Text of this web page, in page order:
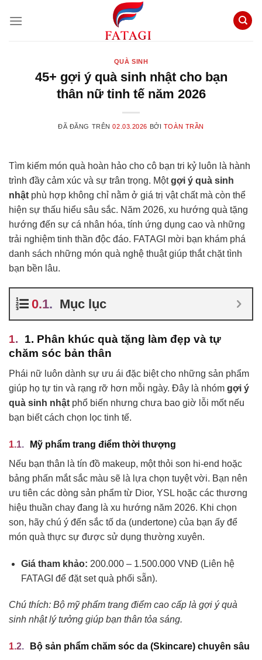
đến
QUÀ SINH
45+ gợi ý quà sinh nhật cho bạn
thân nữ tinh tế năm 2026
ĐÃ ĐĂNG TRÊN02.03.2026 BỞI TOÀN TRẦN
Tìm kiếm món quà hoàn hảo cho cô bạn tri kỷ luôn là hành
trình đầy cảm xúc và sự trân trọng. Mộtgợi ý quà sinh
nhật phù hợp không chỉ nằm ở giá trị vật chất mà còn thể
hiện sự thấu hiểu sâu sắc. Năm 2026, xu hướng quà tặng
hướng đến sự cá nhân hóa, tính ứng dụng cao và những
trải nghiệm tinh thần độc đáo. FATAGI mời bạn khám phá
danh sách những món quà nghệ thuật giúp thắt chặt tình
bạn bền lâu.
Mục lục
1. Phân khúc quà tặng làm đẹp và tự
chăm sóc bản thân
Phái nữ luôn dành sự ưu ái đặc biệt cho những sản phẩm
giúp họ tự tin và rạng rỡ hơn mỗi ngày. Đây là nhóm gợi ý
quà sinh nhật phổ biến nhưng chưa bao giờ lỗi mốt nếu
bạn biết cách chọn lọc tinh tế.
Mỹ phẩm trang điểm thời thượng
Nếu bạn thân là tín đồ makeup, một thỏi son hi-end hoặc
bảng phấn mắt sắc màu sẽ là lựa chọn tuyệt vời. Bạn nên
ưu tiên các dòng sản phẩm từ Dior, YSL hoặc các thương
hiệu thuần chay đang là xu hướng năm 2026. Khi chọn
son, hãy chú ý đến sắc tố da (undertone) của bạn ấy để
món quà thực sự được sử dụng thường xuyên.
Giá tham khảo: 200.000 – 1.500.000 VNĐ (Liên hệ
FATAGI để đặt set quà phối sẵn).
Chú thích: Bộ mỹ phẩm trang điểm cao cấp là gợi ý quà
sinh nhật lý tưởng giúp bạn thân tỏa sáng.
Bộ sản phẩm chăm sóc da (Skincare) chuyên sâu